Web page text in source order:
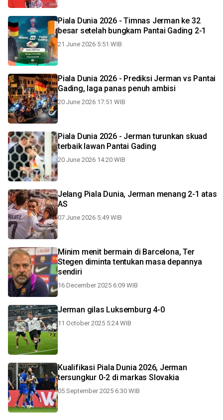
Piala Dunia 2026 - Timnas Jerman ke 32
besar setelah bungkam Pantai Gading 2-1
21 June 2026 5:51 WIB
Piala Dunia 2026 - Prediksi Jerman vs Pantai
Gading, laga panas penuh ambisi
20 June 2026 17:51 WIB
Piala Dunia 2026 - Jerman turunkan skuad
terbaik lawan Pantai Gading
20 June 2026 14:20 WIB
Jelang Piala Dunia, Jerman menang 2-1 atas
AS
07 June 2026 5:49 WIB
Minim menit bermain di Barcelona, Ter
Stegen diminta tentukan masa depannya
sendiri
16 December 2025 6:09 WIB
Jerman gilas Luksemburg 4-0
11 October 2025 5:24 WIB
Kualifikasi Piala Dunia 2026, Jerman
tersungkur 0-2 di markas Slovakia
05 September 2025 6:30 WIB